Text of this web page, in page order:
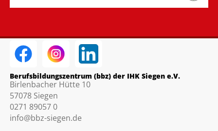
Berufsbildungszentrum (bbz) der IHK Siegen e.V.
Birlenbacher Hütte 10
57078 Siegen
0271 89057 0
info@bbz-siegen.de